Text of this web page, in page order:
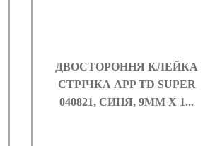
ДВОСТОРОННЯ КЛЕЙКА
СТРІЧКА APP TD SUPER
040821, СИНЯ, 9ММ Х 1...